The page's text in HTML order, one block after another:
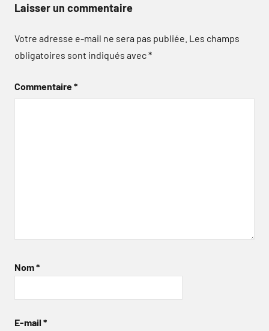
Laisser un commentaire
Votre adresse e-mail ne sera pas publiée. Les champs
obligatoires sont indiqués avec*
Commentaire*
Nom*
E-mail *